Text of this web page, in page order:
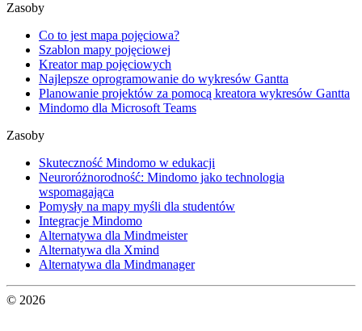
Zasoby
Co to jest mapa pojęciowa?
Szablon mapy pojęciowej
Kreator map pojęciowych
Najlepsze oprogramowanie do wykresów Gantta
Planowanie projektów za pomocą kreatora wykresów Gantta
Mindomo dla Microsoft Teams
Zasoby
Skuteczność Mindomo w edukacji
Neuroróżnorodność: Mindomo jako technologia
wspomagająca
Pomysły na mapy myśli dla studentów
Integracje Mindomo
Alternatywa dla Mindmeister
Alternatywa dla Xmind
Alternatywa dla Mindmanager
© 2026